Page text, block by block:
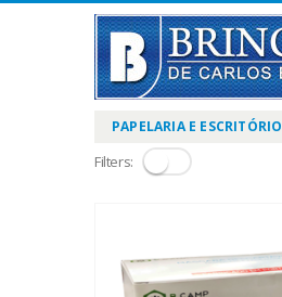
PAPELARIA E ESCRITÓRIO
Filters: